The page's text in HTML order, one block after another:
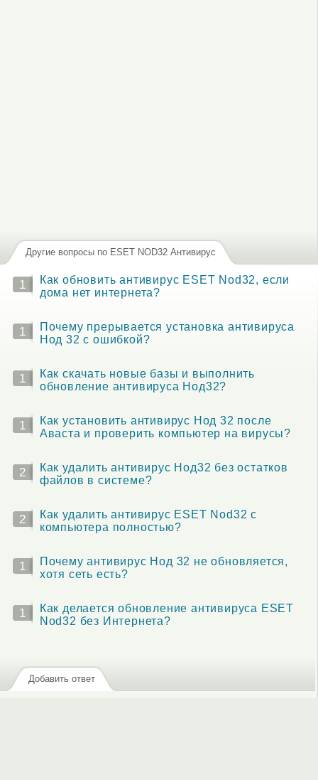
Другие вопросы по ESET NOD32 Антивирус
1
Как обновить антивирус ESET Nod32, если
дома нет интернета?
1
Почему прерывается установка антивируса
Нод 32 с ошибкой?
1
Как скачать новые базы и выполнить
обновление антивируса Нод32?
1
Как установить антивирус Нод 32 после
Аваста и проверить компьютер на вирусы?
2
Как удалить антивирус Нод32 без остатков
файлов в системе?
2
Как удалить антивирус ESET Nod32 с
компьютера полностью?
1
Почему антивирус Нод 32 не обновляется,
хотя сеть есть?
1
Как делается обновление антивируса ESET
Nod32 без Интернета?
Добавить ответ